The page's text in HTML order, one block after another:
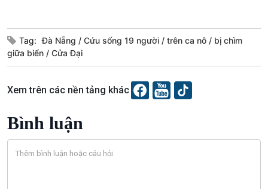
Xã hội chuyển động
Bước chân đến trường
Văn hoá & Du lịch
Tin Văn hoá & Du lịch
Multimedia
Tag: Đà Nẵng Cứu sống 19 người trên ca nô
bị chìm
giữa biển
Cửa Đại
Xem trên các nền tảng khác
Bình luận